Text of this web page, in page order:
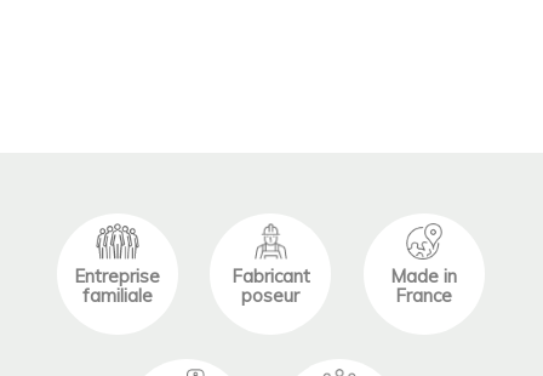
Entreprise
familiale
Fabricant
poseur
Made in
France